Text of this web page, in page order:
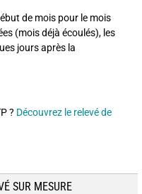
de mois pour le mois
(mois déjà écoulés), les
jours après la
? Découvrez le relevé de
SUR MESURE